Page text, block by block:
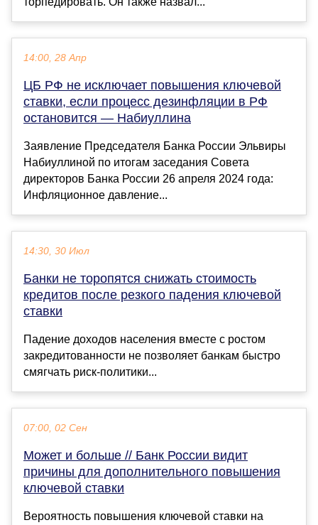
14:00, 28 Апр
ЦБ РФ не исключает повышения ключевой
ставки, если процесс дезинфляции в РФ
остановится — Набиуллина
Заявление Председателя Банка России Эльвиры
Набиуллиной по итогам заседания Совета
директоров Банка России 26 апреля 2024 года:
Инфляционное давление...
14:30, 30 Июл
Банки не торопятся снижать стоимость
кредитов после резкого падения ключевой
ставки
Падение доходов населения вместе с ростом
закредитованности не позволяет банкам быстро
смягчать риск-политики...
07:00, 02 Сен
Может и больше // Банк России видит
причины для дополнительного повышения
ключевой ставки
Вероятность повышения ключевой ставки на